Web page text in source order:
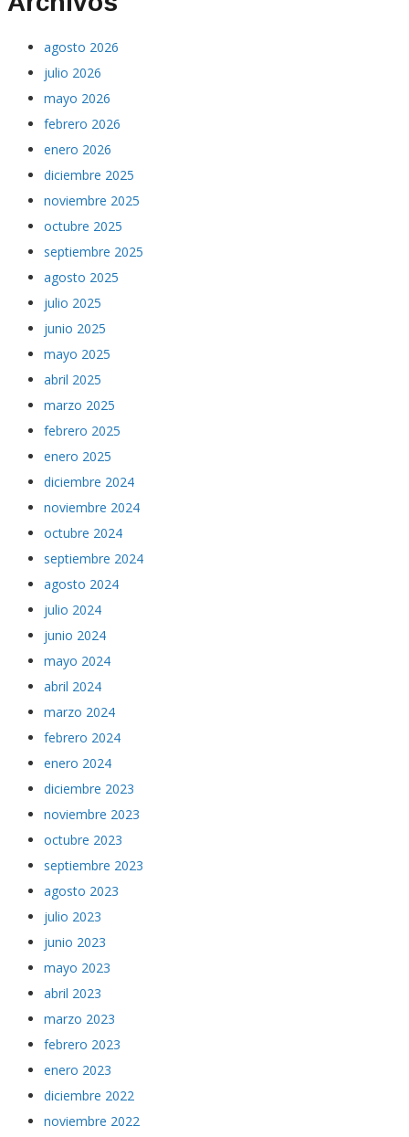
agosto 2026
julio 2026
mayo 2026
febrero 2026
enero 2026
diciembre 2025
noviembre 2025
octubre 2025
septiembre 2025
agosto 2025
julio 2025
junio 2025
mayo 2025
abril 2025
marzo 2025
febrero 2025
enero 2025
diciembre 2024
noviembre 2024
octubre 2024
septiembre 2024
agosto 2024
julio 2024
junio 2024
mayo 2024
abril 2024
marzo 2024
febrero 2024
enero 2024
diciembre 2023
noviembre 2023
octubre 2023
septiembre 2023
agosto 2023
julio 2023
junio 2023
mayo 2023
abril 2023
marzo 2023
febrero 2023
enero 2023
diciembre 2022
noviembre 2022